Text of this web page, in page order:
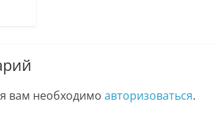
вам необходимо авторизоваться.